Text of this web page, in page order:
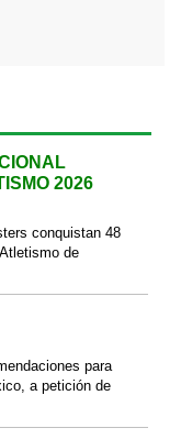
2026
conquistan 48
de
para
a petición de